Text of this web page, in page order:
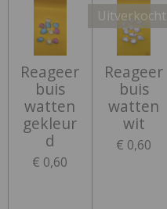
Reageer
buis
watten
gekleur
d
€ 0,60
Uitverkocht
Reageer
buis
watten
wit
€ 0,60